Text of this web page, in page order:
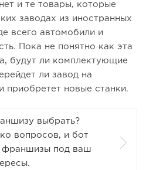
и те товары, которые
заводах из иностранных
всего автомобили и
Пока не понятно как эта
будут ли комплектующие
ли завод на
приобретет новые станки.
выбрать?
вопросов, и бот
франшизы под ваш